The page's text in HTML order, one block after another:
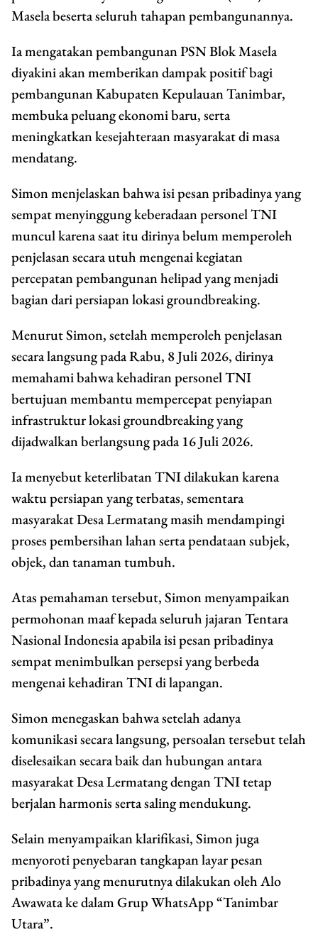
Masela beserta seluruh tahapan pembangunannya.
Ia mengatakan pembangunan PSN Blok Masela
diyakini akan memberikan dampak positif bagi
pembangunan Kabupaten Kepulauan Tanimbar,
membuka peluang ekonomi baru, serta
meningkatkan kesejahteraan masyarakat di masa
mendatang.
Simon menjelaskan bahwa isi pesan pribadinya yang
sempat menyinggung keberadaan personel TNI
muncul karena saat itu dirinya belum memperoleh
penjelasan secara utuh mengenai kegiatan
percepatan pembangunan helipad yang menjadi
bagian dari persiapan lokasi groundbreaking.
Menurut Simon, setelah memperoleh penjelasan
secara langsung pada Rabu, 8 Juli 2026, dirinya
memahami bahwa kehadiran personel TNI
bertujuan membantu mempercepat penyiapan
infrastruktur lokasi groundbreaking yang
dijadwalkan berlangsung pada 16 Juli 2026.
Ia menyebut keterlibatan TNI dilakukan karena
waktu persiapan yang terbatas, sementara
masyarakat Desa Lermatang masih mendampingi
proses pembersihan lahan serta pendataan subjek,
objek, dan tanaman tumbuh.
Atas pemahaman tersebut, Simon menyampaikan
permohonan maaf kepada seluruh jajaran Tentara
Nasional Indonesia apabila isi pesan pribadinya
sempat menimbulkan persepsi yang berbeda
mengenai kehadiran TNI di lapangan.
Simon menegaskan bahwa setelah adanya
komunikasi secara langsung, persoalan tersebut telah
diselesaikan secara baik dan hubungan antara
masyarakat Desa Lermatang dengan TNI tetap
berjalan harmonis serta saling mendukung.
Selain menyampaikan klarifikasi, Simon juga
menyoroti penyebaran tangkapan layar pesan
pribadinya yang menurutnya dilakukan oleh Alo
Awawata ke dalam Grup WhatsApp “Tanimbar
Utara”.